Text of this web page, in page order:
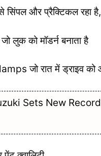
सिंपल और प्रैक्टिकल रहा
लुक को मॉडर्न बनाता है
जो रात में ड्राइव को
Sets New